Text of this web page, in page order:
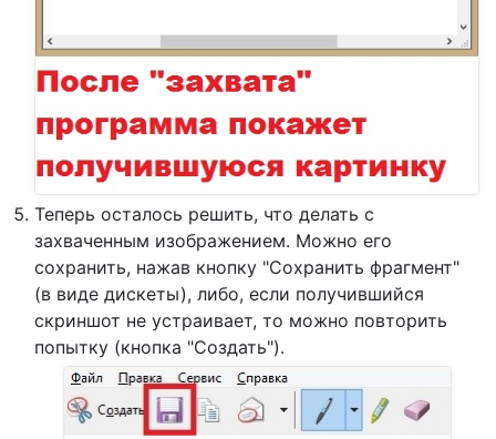
Теперь осталось решить, что делать с
захваченным изображением. Можно его
сохранить, нажав кнопку "Сохранить фрагмент"
(в виде дискеты), либо, если получившийся
скриншот не устраивает, то можно повторить
попытку (кнопка "Создать").